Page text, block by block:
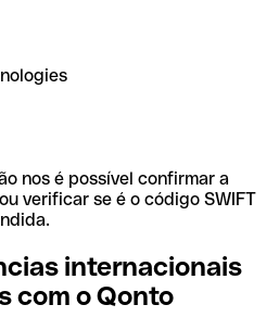
nos é possível confirmar a
verificar se é o código SWIFT
internacionais
com o Qonto